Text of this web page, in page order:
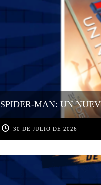
SPIDER-MAN: UN
30 DE JULIO DE 2026